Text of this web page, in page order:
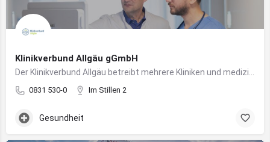
Klinikverbund Allgäu gGmbH
0831 530-0 Im Stillen 2
Gesundheit